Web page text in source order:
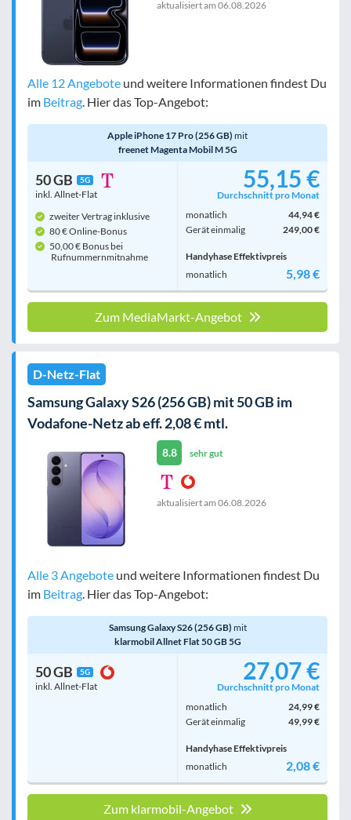
aktualisiert am 06.08.2026
Alle 12 Angebote und weitere Informationen findest Du
im Beitrag. Hier das Top-Angebot:
Apple iPhone 17 Pro (256 GB) mit
freenet Magenta Mobil M 5G
50 GB 5G
inkl. Allnet-Flat
zweiter Vertrag inklusive
80 € Online-Bonus
50,00 € Bonus bei
Rufnummern­mitnahme
55,15 €
Durchschnitt pro Monat
monatlich
44,94 €
Gerät einmalig
249,00 €
Handyhase Effektivpreis
monatlich
5,98 €
Zum MediaMarkt-Angebot
D-Netz-Flat
Samsung Galaxy S26 (256 GB) mit 50 GB im
Vodafone-Netz ab eff. 2,08 € mtl.
8.8 sehr gut
aktualisiert am 06.08.2026
Alle 3 Angebote und weitere Informationen findest Du
im Beitrag. Hier das Top-Angebot:
Samsung Galaxy S26 (256 GB) mit
klarmobil Allnet Flat 50 GB 5G
50 GB 5G
inkl. Allnet-Flat
27,07 €
Durchschnitt pro Monat
monatlich
24,99 €
Gerät einmalig
49,99 €
Handyhase Effektivpreis
monatlich
2,08 €
Zum klarmobil-Angebot